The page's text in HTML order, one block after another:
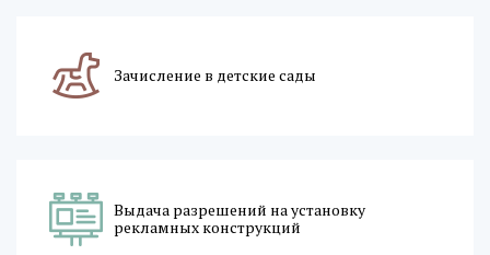
Зачисление в детские сады
Выдача разрешений на установку
рекламных конструкций